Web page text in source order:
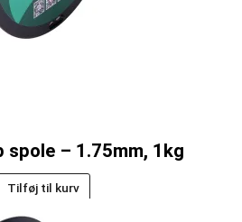
spole – 1.75mm, 1kg
Tilføj til kurv